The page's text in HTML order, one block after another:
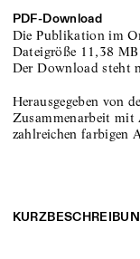
PDF-Download
Die Publikation im
Dateigröße 11,38 MB
Der Download steht
Herausgegeben von
Zusammenarbeit mit
zahlreichen farbigen